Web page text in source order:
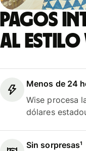
Pagos
al estilo
Menos de 24
Wise procesa
dólares
Sin sorpresas¹